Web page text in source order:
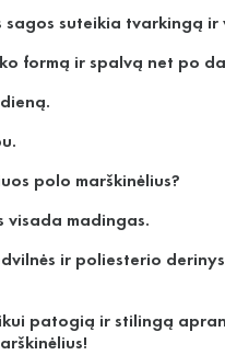
sagos suteikia tvarkingą ir
formą ir spalvą net po
polo marškinėlius?
visada madingas.
ir poliesterio
patogią ir stilingą